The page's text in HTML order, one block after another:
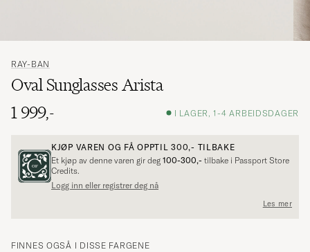
RAY-BAN
Oval Sunglasses Arista
1 999,-
I LAGER, 1-4 ARBEIDSDAGER
KJØP VAREN OG FÅ OPPTIL300,- TILBAKE
Et kjøp av denne varen gir deg 100-300,- tilbake i Passport Store
Credits.
Logg inn eller registrer deg nå
Les mer
FINNES OGSÅ I DISSE FARGENE